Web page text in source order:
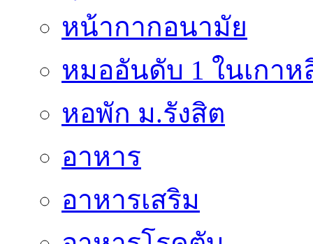
หน้ากากอนามัย
หมออันดับ 1 ในเกาห
หอพัก ม.รังสิต
อาหาร
อาหารเสริม